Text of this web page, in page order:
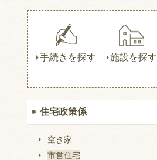
手続きを探す 施設を探す
住宅政策係
空き家
市営住宅